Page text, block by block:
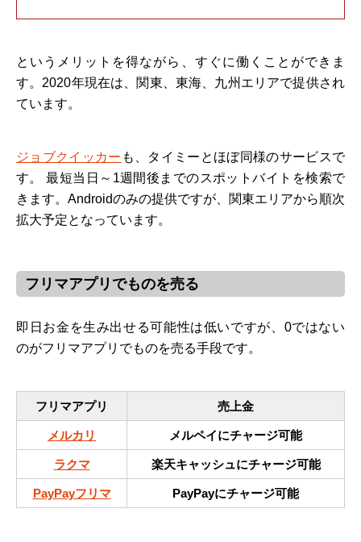
というメリットを得ながら、すぐに働くことができま
す。2020年現在は、関東、東海、九州エリアで提供され
ています。
ジョブクイッカー も、タイミーとほぼ同様のサービスで
す。 最短当日～1週間後までのスポットバイトを検索で
きます。Androidのみの提供ですが、関東エリアから順次
拡大予定となっています。
フリマアプリでものを売る
即日お金を生み出せる可能性は低いですが、0ではない
のがフリマアプリでものを売る手段です。
フリマアプリ 売上金
メルカリ メルペイにチャージ可能
ラクマ 楽天キャッシュにチャージ可能
PayPayフリマ PayPayにチャージ可能